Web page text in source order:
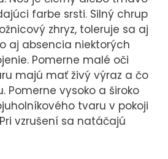
farbe srsti. Silný chrup
zhryz, toleruje sa aj
aj absencia niektorých
Pomerne malé oči
majú mať živý výraz a čo
Pomerne vysoko a široko
tvaru v pokoji
vzrušení sa natáčajú